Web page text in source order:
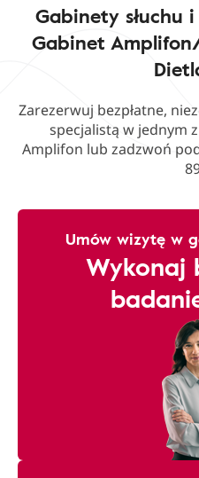
Gabinety słuchu
Gabinet
Zarezerwuj bezpłatne,
specjalistą w jednym
Amplifon lub zadzwoń
Umów wizytę w
Wykonaj